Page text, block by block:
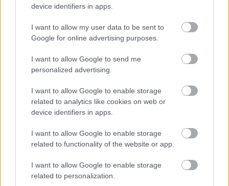
device identifiers in apps.
I want to allow my user data to be sent to
Google for online advertising purposes.
I want to allow Google to send me
personalized advertising.
I want to allow Google to enable storage
related to analytics like cookies on web or
device identifiers in apps.
I want to allow Google to enable storage
related to functionality of the website or app.
I want to allow Google to enable storage
related to personalization.
Handball Bundesliga - A Női